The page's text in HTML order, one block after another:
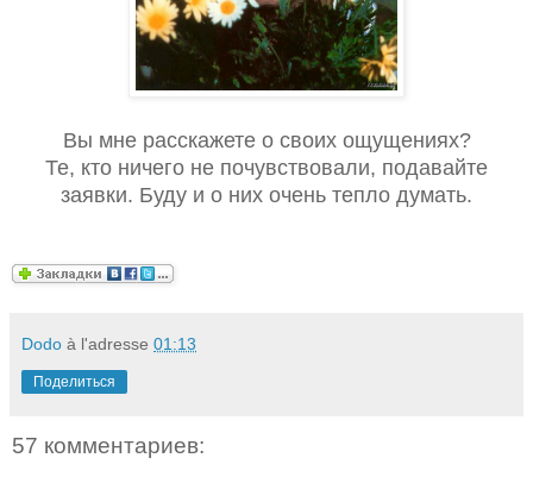
Вы мне расскажете о своих ощущениях?
Те, кто ничего не почувствовали, подавайте
заявки. Буду и о них очень тепло думать.
Dodo à l'adresse 01:13
Поделиться
57 комментариев: